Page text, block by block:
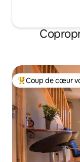
Coup de cœur
Coup de cœur